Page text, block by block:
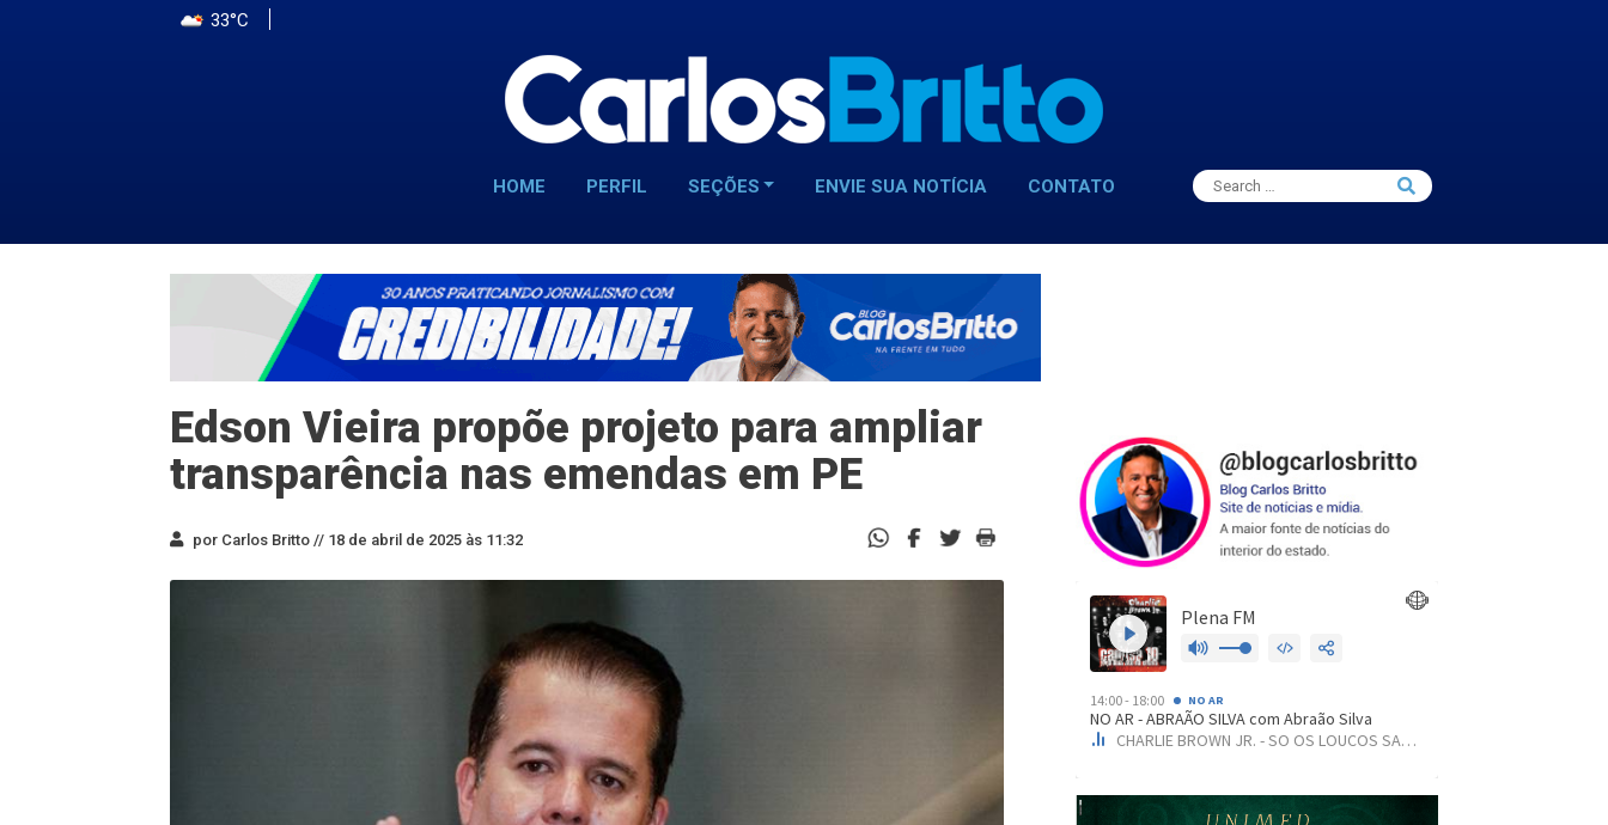
33°C
HOME PERFIL SEÇÕES ENVIE SUA NOTÍCIA CONTATO
Search
for:
Search
Edson Vieira propõe projeto para ampliar
transparência nas emendas em PE
por Carlos Britto // 18 de abril de 2025 às 11:32